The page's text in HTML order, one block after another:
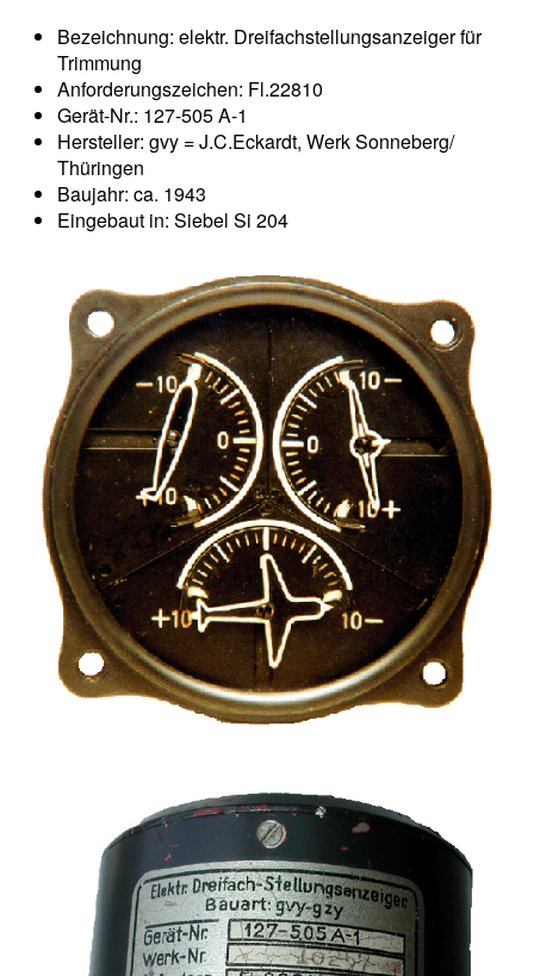
Bezeichnung: elektr. Dreifachstellungsanzeiger für
Trimmung
Anforderungszeichen: Fl.22810
Gerät-Nr.: 127-505 A-1
Hersteller: gvy = J.C.Eckardt, Werk Sonneberg/
Thüringen
Baujahr: ca. 1943
Eingebaut in: Siebel Si 204